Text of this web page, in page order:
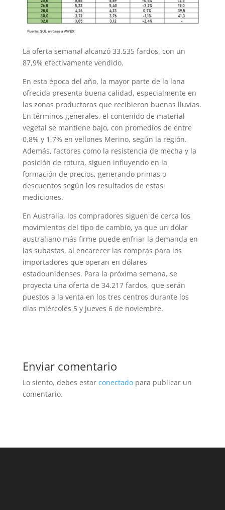
La oferta semanal alcanzó 33.535 fardos, con un
87,9% efectivamente vendido.
En esta época del año, la mayor parte de la lana
ofrecida presenta buena calidad, especialmente en
las zonas productoras que recibieron buenas lluvias.
En términos generales, el contenido de material
vegetal se mantiene bajo, con promedios de entre
0,8% y 1,7% en vellones Merino, según la región.
Además, factores como la resistencia de mecha y la
posición de rotura, siguen influyendo en la
formación de precios, generando primas o
descuentos según los resultados de estas
mediciones.
En Australia, los compradores siguen de cerca los
movimientos del tipo de cambio, ya que un dólar
australiano más firme puede enfriar la demanda en
las subastas, al encarecer las compras para los
importadores que operan en dólares
estadounidenses. Para la próxima semana, se
proyecta una oferta de 34.217 fardos, que serán
puestos a la venta en los tres centros durante los
días miércoles 5 y jueves 6 de noviembre.
Enviar comentario
Lo siento, debes estar conectadopara publicar un
comentario.